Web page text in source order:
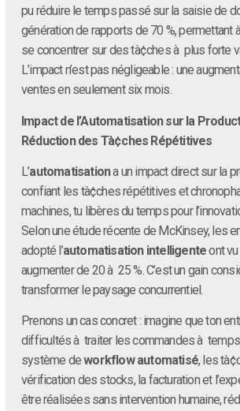
pu réduire le temps passé sur la saisie de
génération de rapports de 70 %,
se concentrer sur des tà¢ches à plus forte
L’impact n’est pas négligeable : une
ventes en seulement six mois.
Impact de l’Automatisation sur la
Réduction des Tà¢ches Répétitives
L’automatisationa un impact direct sur la
confiant les tà¢ches répétitives et
machines, tu libères du temps pour
Selon une étude récente de McKinsey, les
adopté l’automatisation intelligenteont
augmenter de 20 à 25 %. C’est un gain
transformer le paysage concurrentiel.
Prenons un cas concret : imagine que ton
difficultés à traiter les commandes à
système deworkflow automatisé, les
vérification des stocks, la facturation et
être réalisées sans intervention humaine,